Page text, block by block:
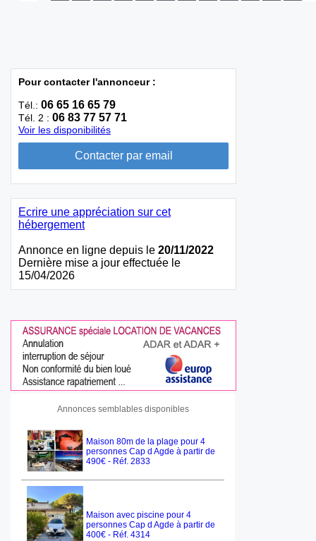
Pour contacter l'annonceur :
Tél.: 06 65 16 65 79
Tél. 2 : 06 83 77 57 71
Voir les disponibilités
Ecrire une appréciation sur cet
hébergement
Annonce en ligne depuis le 20/11/2022
Dernière mise a jour effectuée le
15/04/2026
Annonces semblables disponibles
Maison 80m de la plage pour 4
personnes Cap d Agde à partir de
490€ - Réf. 2833
Maison avec piscine pour 4
personnes Cap d Agde à partir de
400€ - Réf. 4314